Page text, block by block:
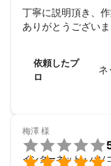
丁寧に説明頂き、
ありがとうございま
依頼したプ
ロ
梅澤 様


インターネット・パソ